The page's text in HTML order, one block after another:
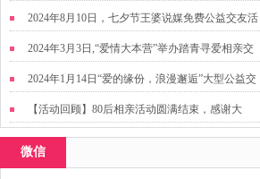
2024年8月10日，七夕节王婆说媒免费公益交友活
动
2024年3月3日,“爱情大本营”举办踏青寻爱相亲交
友活动
2024年1月14日“爱的缘份，浪漫邂逅”大型公益交
友活动
【活动回顾】80后相亲活动圆满结束，感谢大
家，走出来才有机会扩大缘分哦~
微信